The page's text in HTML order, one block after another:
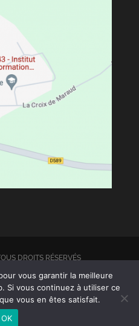
DROITS RÉSERVÉS
| CGV| RGPD| CONCEPTION BY
EVASION
vous garantir la meilleure
Si vous continuez à utiliser ce
vous en êtes satisfait.
OK